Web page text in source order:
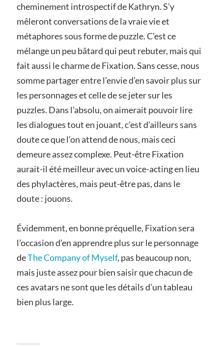
cheminement introspectif de Kathryn. S’y
mêleront conversations de la vraie vie et
métaphores sous forme de puzzle. C’est ce
mélange un peu bâtard qui peut rebuter, mais qui
fait aussi le charme de Fixation. Sans cesse, nous
somme partager entre l’envie d’en savoir plus sur
les personnages et celle de se jeter sur les
puzzles. Dans l’absolu, on aimerait pouvoir lire
les dialogues tout en jouant, c’est d’ailleurs sans
doute ce que l’on attend de nous, mais ceci
demeure assez complexe. Peut-être Fixation
aurait-il été meilleur avec un voice-acting en lieu
des phylactères, mais peut-être pas, dans le
doute : jouons.
Évidemment, en bonne préquelle, Fixation sera
l’occasion d’en apprendre plus sur le personnage
deThe Company of Myself, pas beaucoup non,
mais juste assez pour bien saisir que chacun de
ces avatars ne sont que les détails d’un tableau
bien plus large.